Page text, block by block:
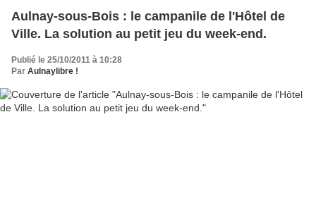
Aulnay-sous-Bois : le campanile de l'Hôtel de
Ville. La solution au petit jeu du week-end.
Publié le 25/10/2011 à 10:28
Par Aulnaylibre !